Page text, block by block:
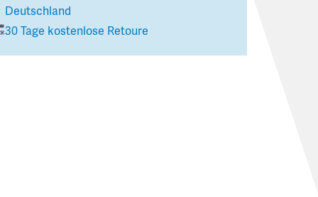
Deutschland
30 Tage kostenlose Retoure